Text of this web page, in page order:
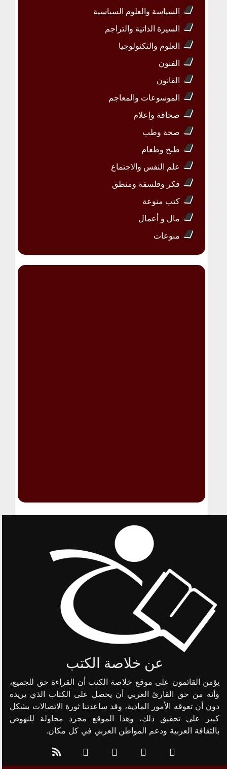
السياسة والعلوم السياسية
السيرة الذاتية والتراجم
العلوم والتكنولوجيا
الفنون
القانون
الموسوعات والمعاجم
صحافة وإعلام
صحة وطب
طبخ وطعام
علم النفس والاجتماع
فكر وفلسفة ومنطق
كتب منوعة
مال و أعمال
منوعات
عن خلاصة الكتب
يؤمن القائمون على موقع خلاصة الكتب أن القراءة حق للجميع،
وأنه من حق القارئ العربي أن يحصل على الكتاب الذي يريده
دون أن تعوقه الأمور المادية، وقد ساعدتنا ثورة الاتصالات بشكل
كبير على تحقيق ذلك، وهذا الموقع مجرد محاولة للنهوض
بالثقافة العربية ودعم المواطن العربي في كل مكان.